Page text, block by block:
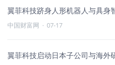
翼菲科技跻身人形机器人与具身
中国财富网 · 07-17
翼菲科技启动日本子公司与海外